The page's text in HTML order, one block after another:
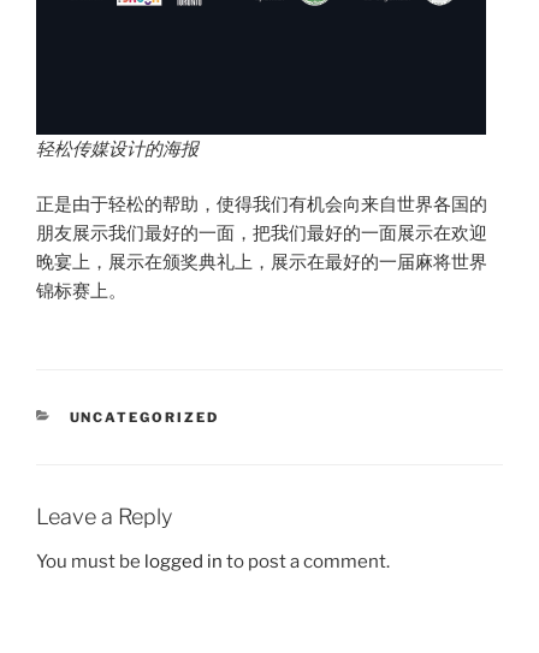
轻松传媒设计的海报
正是由于轻松的帮助，使得我们有机会向来自世界各国的
朋友展示我们最好的一面，把我们最好的一面展示在欢迎
晚宴上，展示在颁奖典礼上，展示在最好的一届麻将世界
锦标赛上。
CATEGORIES
UNCATEGORIZED
Leave a Reply
You must be logged in to post a comment.